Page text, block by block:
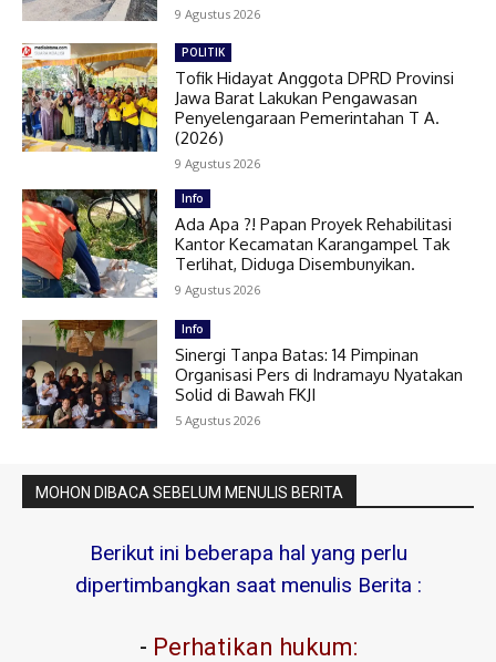
9 Agustus 2026
POLITIK
Tofik Hidayat Anggota DPRD Provinsi
Jawa Barat Lakukan Pengawasan
Penyelengaraan Pemerintahan T A.
(2026)
9 Agustus 2026
Info
Ada Apa ?! Papan Proyek Rehabilitasi
Kantor Kecamatan Karangampel Tak
Terlihat, Diduga Disembunyikan.
9 Agustus 2026
Info
Sinergi Tanpa Batas: 14 Pimpinan
Organisasi Pers di Indramayu Nyatakan
Solid di Bawah FKJI
5 Agustus 2026
MOHON DIBACA SEBELUM MENULIS BERITA
Berikut ini beberapa hal yang perlu
dipertimbangkan saat menulis Berita :
- Perhatikan hukum: